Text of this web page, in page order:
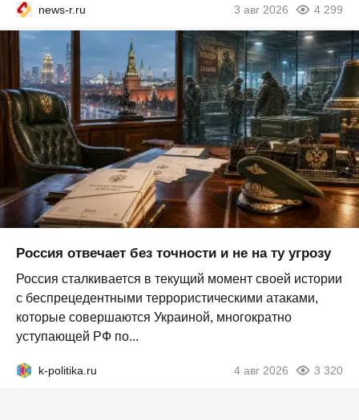
news-r.ru 3 авг 2026 4 299
Россия отвечает без точности и не на ту угрозу
Россия сталкивается в текущий момент своей истории
с беспрецедентными террористическими атаками,
которые совершаются Украиной, многократно
уступающей РФ по...
k-politika.ru 4 авг 2026 3 320